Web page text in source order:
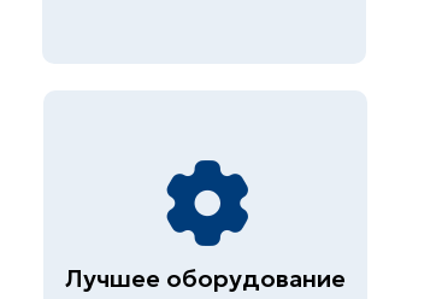
Лучшее оборудование